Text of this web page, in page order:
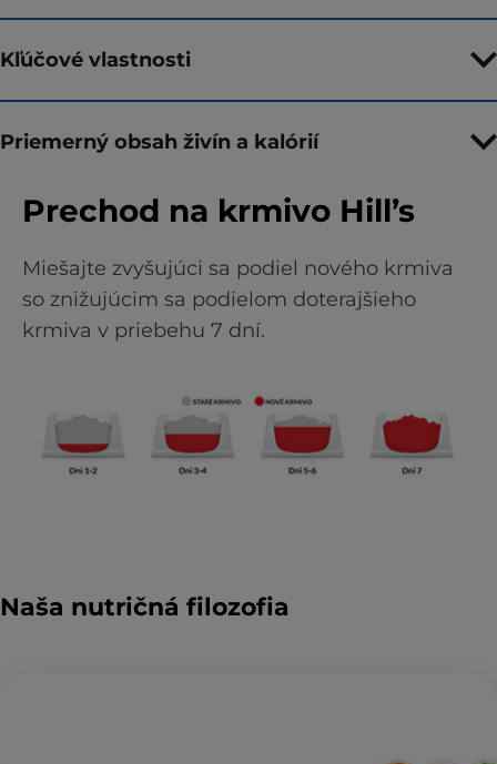
Kľúčové vlastnosti
Priemerný obsah živín a kalórií
Prechod na krmivo Hill’s
Miešajte zvyšujúci sa podiel nového krmiva
so znižujúcim sa podielom doterajšieho
krmiva v priebehu 7 dní.
Naša nutričná filozofia